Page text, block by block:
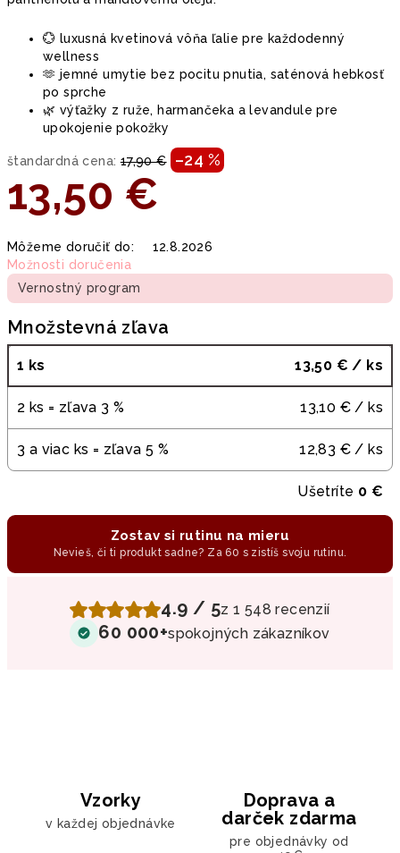
💮 luxusná kvetinová vôňa ľalie pre každodenný
wellness
🫶 jemné umytie bez pocitu pnutia, saténová hebkosť
po sprche
🌿 výťažky z ruže, harmančeka a levandule pre
upokojenie pokožky
štandardná cena: 17,90 € –24 %
13,50 €
cena:
Môžeme doručiť do:
12.8.2026
Možnosti doručenia
Vernostný program
Množstevná zľava
1 ks 13,50 € / ks
2 ks = zľava 3 % 13,10 € / ks
3 a viac ks = zľava 5 % 12,83 € / ks
Ušetríte 0 €
Zostav si rutinu na mieru
Nevieš, či ti produkt sadne? Za 60 s zistíš svoju rutinu.
4.9 / 5z 1 548 recenzií
60 000+spokojných zákazníkov
Vzorky
v každej objednávke
Doprava a
darček zdarma
pre objednávky od